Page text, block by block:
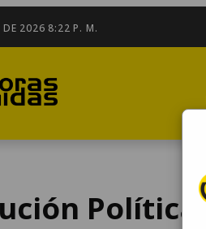
DE 2026 8:22 P. M.
Política